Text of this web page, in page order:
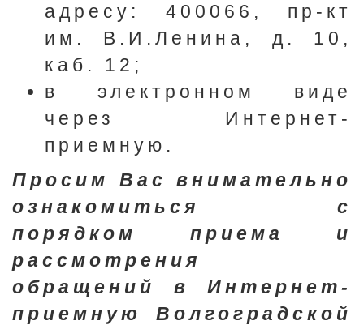
адресу: 400066, пр-кт
им. В.И.Ленина, д. 10,
каб. 12;
в электронном виде
через Интернет-
приемную.
Просим Вас внимательно
ознакомиться с
порядком приема и
рассмотрения
обращений в Интернет-
приемную Волгоградской